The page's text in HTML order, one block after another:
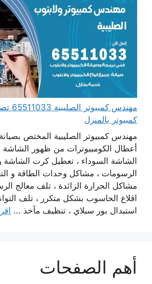
مهندس
كمبيوتر بالمنزل
مهندس كمبيوتر الصليبية المختص
أعطال الكومبيوترات من ظهور الشاشة
الشاشة السوداء ، تعطيل كرت الشاشة
الرسومات ، مشاكل وحدات الطاقة و
مشاكل الحرارة الزائدة ، تلف معالج
اقلاع الحاسوب بشكل متكرر ، تلف
استبدال بور سبلاي ، تنظيف مآخذ ...
أهم الصفحات